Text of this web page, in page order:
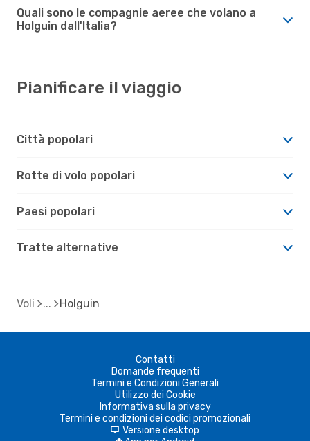
Quali sono le compagnie aeree che volano a
Holguin dall'Italia?
Pianificare il viaggio
Città popolari
Rotte di volo popolari
Paesi popolari
Tratte alternative
Voli Holguin
Contatti
Domande frequenti
Termini e Condizioni Generali
Utilizzo dei Cookie
Informativa sulla privacy
Termini e condizioni dei codici promozionali
d Versione desktop